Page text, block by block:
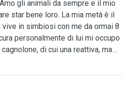
gli animali da sempre e il mio
star bene loro. La mia metà è il
in simbiosi con me da ormai 8
personalmente di lui mi occupo
di cui una reattiva, ma
di gestione. Mi occupo
gatti ed ho avuto esperienza
però sono riusciti a fidarsi
ai "classici" animali da